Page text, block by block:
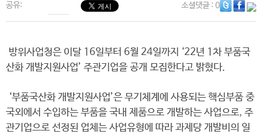
공유: 소셜댓글: 0
방위사업청은 이달 16일부터 6월 24일까지 ‘22년 1차 부품국
산화 개발지원사업’ 주관기업을 공개 모집한다고 밝혔다.
‘부품국산화 개발지원사업’은 무기체계에 사용되는 핵심부품 중
국외에서 수입하는 부품을 국내 제품으로 개발하는 사업으로, 주
관기업으로 선정된 업체는 사업유형에 따라 과제당 개발비의 일